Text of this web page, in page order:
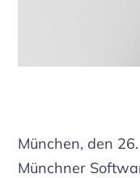
München, den
Münchner